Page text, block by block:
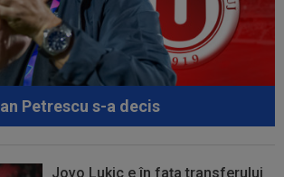
Petrescu s-a decis
Jovo Lukic e în fața transferului